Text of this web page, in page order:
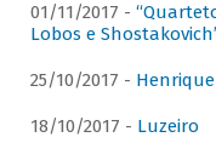
01/11/2017 -
Lobos e
25/10/2017 -
18/10/2017 - Luzeiro